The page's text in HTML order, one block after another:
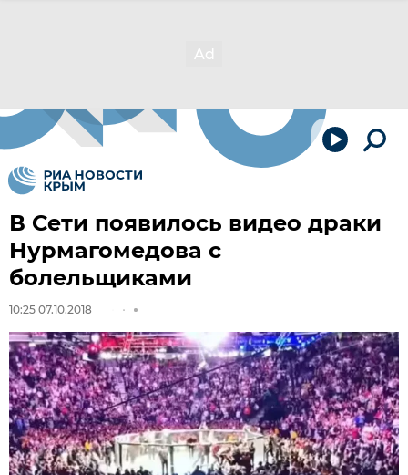
В Сети появилось видео драки
Нурмагомедова с
болельщиками
10:25 07.10.2018